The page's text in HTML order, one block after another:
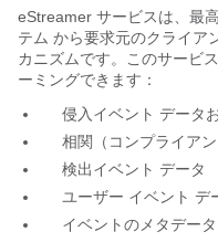
eStreamer サービスは、最
テム から要求元のクライア
カニズムです。このサービ
ーミングできます：
侵入イベント データ
相関（コンプライア
検出イベント データ
ユーザー イベント デ
イベントのメタデータ